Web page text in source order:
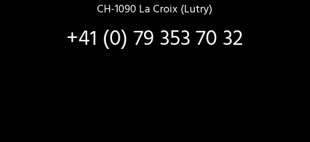
CH-1090 La Croix (Lutry)
+41 (0) 79 353 70 32